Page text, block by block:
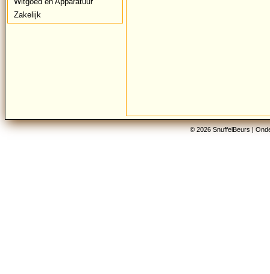
Zakelijk
© 2026 SnuffelBeurs |